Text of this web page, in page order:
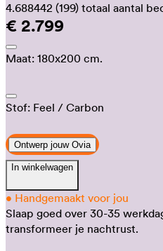
4.688442 (199) totaal aantal
€ 2.799
Maat: 180x200 cm.
Stof: Feel / Carbon
Ontwerp jouw Ovia
In winkelwagen
• Handgemaakt voor jou
Slaap goed over 30-35
transformeer je nachtrust.